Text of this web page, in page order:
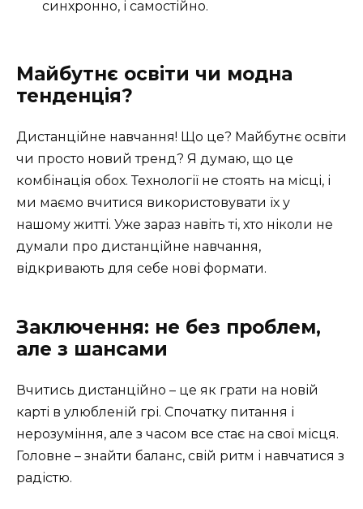
синхронно, і самостійно.
Майбутнє освіти чи модна
тенденція?
Дистанційне навчання! Що це? Майбутнє освіти
чи просто новий тренд? Я думаю, що це
комбінація обох. Технології не стоять на місці, і
ми маємо вчитися використовувати їх у
нашому житті. Уже зараз навіть ті, хто ніколи не
думали про дистанційне навчання,
відкривають для себе нові формати.
Заключення: не без проблем,
але з шансами
Вчитись дистанційно – це як грати на новій
карті в улюбленій грі. Спочатку питання і
нерозуміння, але з часом все стає на свої місця.
Головне – знайти баланс, свій ритм і навчатися з
радістю.